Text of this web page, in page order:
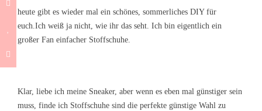
heute gibt es wieder mal ein schönes, sommerliches DIY für
euch.Ich weiß ja nicht, wie ihr das seht. Ich bin eigentlich ein
großer Fan einfacher Stoffschuhe.
Klar, liebe ich meine Sneaker, aber wenn es eben mal günstiger sein
muss, finde ich Stoffschuhe sind die perfekte günstige Wahl zu